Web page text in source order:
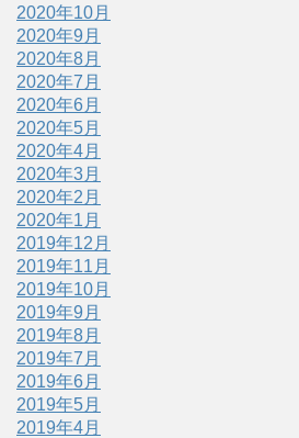
2020年10月
2020年9月
2020年8月
2020年7月
2020年6月
2020年5月
2020年4月
2020年3月
2020年2月
2020年1月
2019年12月
2019年11月
2019年10月
2019年9月
2019年8月
2019年7月
2019年6月
2019年5月
2019年4月